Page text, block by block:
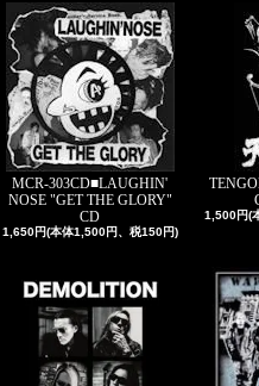
MCR-303CD■LAUGHIN'
NOSE "GET THE GLORY"
CD
1,650円(本体1,500円、税150円)
1,500円(